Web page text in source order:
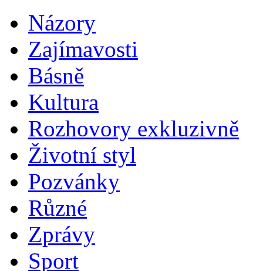
Názory
Zajímavosti
Básně
Kultura
Rozhovory exkluzivně
Životní styl
Pozvánky
Různé
Zprávy
Sport